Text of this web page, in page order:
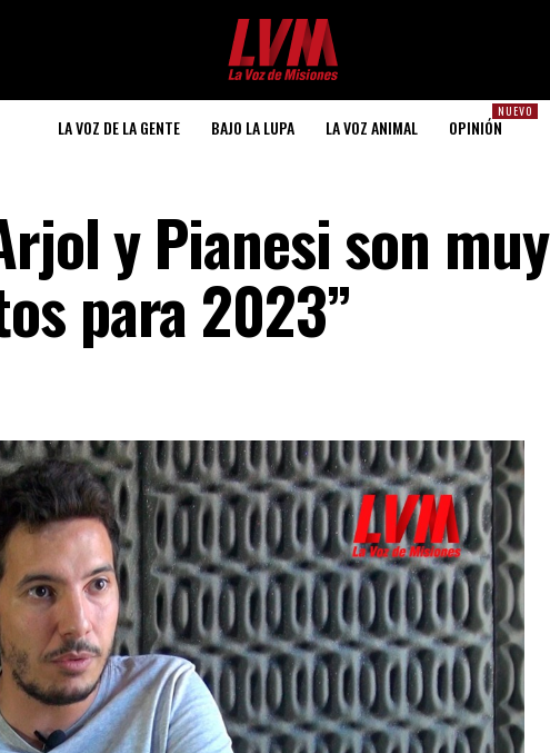
LA VOZ DE LA GENTE BAJO LA LUPA LA VOZ ANIMAL
NUEVO
OPINIÓN
y Pianesi son muy
para 2023”